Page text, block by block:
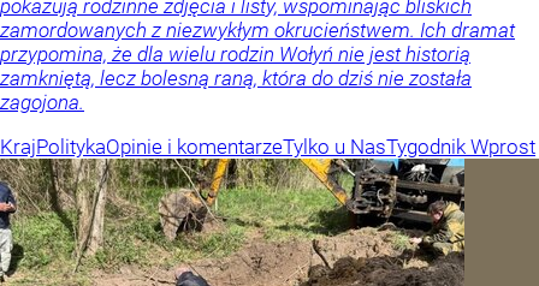
pokazują rodzinne zdjęcia i listy, wspominając bliskich
zamordowanych z niezwykłym okrucieństwem. Ich dramat
przypomina, że dla wielu rodzin Wołyń nie jest historią
zamkniętą, lecz bolesną raną, która do dziś nie została
zagojona.
KrajPolitykaOpinie i komentarzeTylko u NasTygodnik Wprost